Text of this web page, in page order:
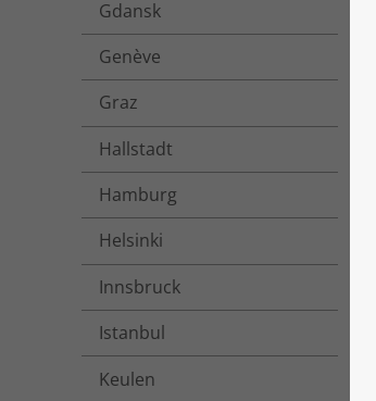
Gdansk
Genève
Graz
Hallstadt
Hamburg
Helsinki
Innsbruck
Istanbul
Keulen